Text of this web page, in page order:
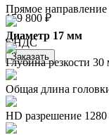
159 800 ₽
с НДС
Заказать
Прямое направление
Диаметр 17 мм
Глубина резкости
Общая длина
HD разрешение